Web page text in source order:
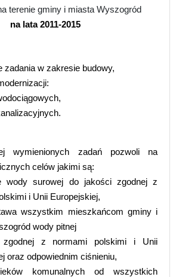
terenie gminy i miasta Wyszogród
na lata 2011-2015
zadania w zakresie budowy,
wymienionych zadań pozwoli na
celów jakimi są:
wody surowej do jakości zgodnej z
i Unii Europejskiej,
wszystkim mieszkańcom gminy i
wody pitnej
z normami polskimi i Unii
oraz odpowiednim ciśnieniu,
komunalnych od wszystkich